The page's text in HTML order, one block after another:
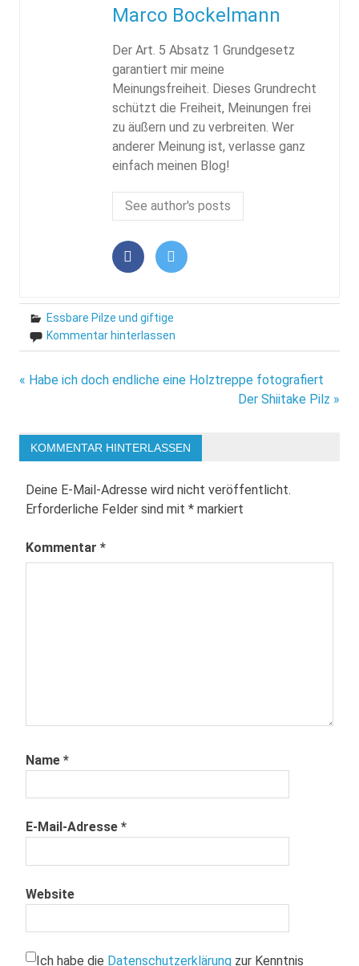
Marco Bockelmann
Der Art. 5 Absatz 1 Grundgesetz
garantiert mir meine
Meinungsfreiheit. Dieses Grundrecht
schützt die Freiheit, Meinungen frei
zu äußern und zu verbreiten. Wer
anderer Meinung ist, verlasse ganz
einfach meinen Blog!
See author's posts
Essbare Pilze und giftige
Kommentar hinterlassen
Beitragsnavigation
« Habe ich doch endliche eine Holztreppe fotografiert
Der Shiitake Pilz »
KOMMENTAR HINTERLASSEN
Deine E-Mail-Adresse wird nicht veröffentlicht.
Erforderliche Felder sind mit * markiert
Kommentar *
Name *
E-Mail-Adresse *
Website
Ich habe die Datenschutzerklärung zur Kenntnis